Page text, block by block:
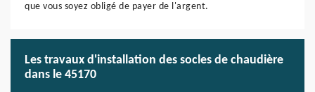
que vous soyez obligé de payer de l'argent.
Les travaux d'installation des socles de chaudière
dans le 45170